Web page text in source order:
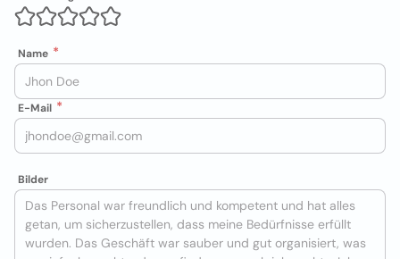
Name
E-Mail
Bilder